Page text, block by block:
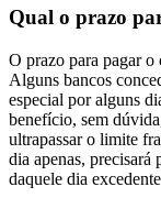
Qual o prazo
O prazo para pagar o
Alguns bancos
especial por alguns
benefício, sem
ultrapassar o limite
dia apenas, precisará
daquele dia